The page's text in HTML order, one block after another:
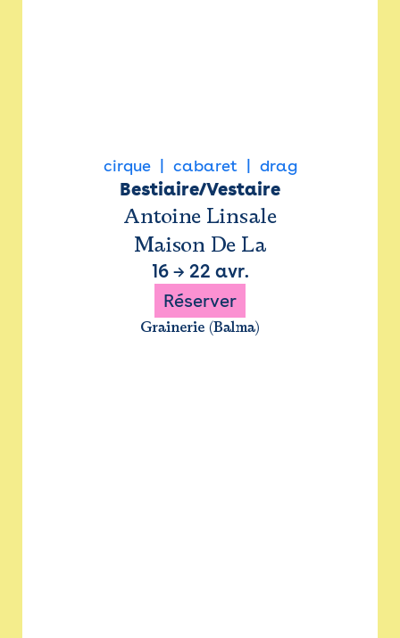
cirque cabaret drag
Bestiaire/Vestaire
Antoine Linsale
Maison De La
16→ 22 avr.
Réserver
Grainerie (Balma)